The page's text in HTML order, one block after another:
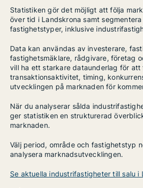
Statistiken gör det möjligt att följa
över tid i Landskrona samt
fastighetstyper, inklusive
Data kan användas av investerare,
fastighetsmäklare, rådgivare, företag
vill ha ett starkare dataunderlag för att
transaktionsaktivitet, timing,
utvecklingen på marknaden för
När du analyserar sålda
ger statistiken en strukturerad
marknaden.
Välj period, område och fastighetstyp
analysera marknadsutvecklingen.
Se aktuella industrifastigheter till salu i